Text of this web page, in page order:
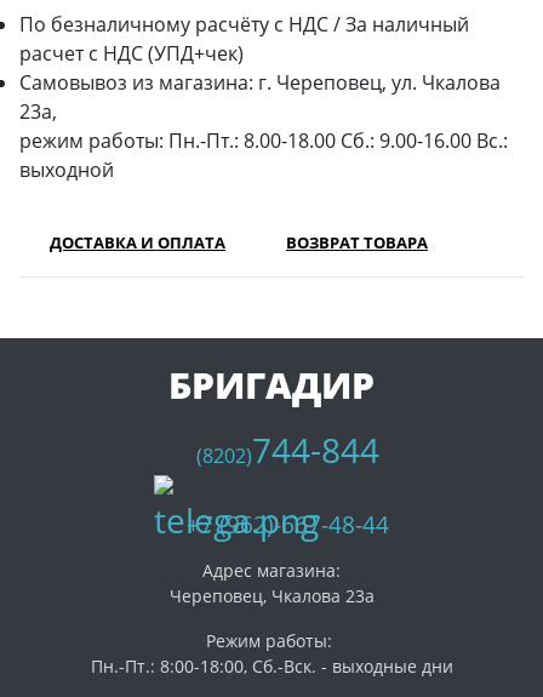
По безналичному расчёту с НДС / За наличный
расчет с НДС (УПД+чек)
Самовывоз из магазина: г. Череповец, ул. Чкалова
23а,
режим работы: Пн.-Пт.: 8.00-18.00 Сб.: 9.00-16.00 Вс.:
выходной
ДОСТАВКА И ОПЛАТА ВОЗВРАТ ТОВАРА
БРИГАДИР
(8202)744-844
+7 (962)-667-48-44
Адрес магазина:
Череповец, Чкалова 23а
Режим работы:
Пн.-Пт.: 8:00-18:00, Сб.-Вск. - выходные дни